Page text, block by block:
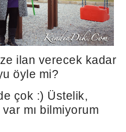
ilan verecek kadar
öyle mi?
çok :) Üstelik,
mı bilmiyorum